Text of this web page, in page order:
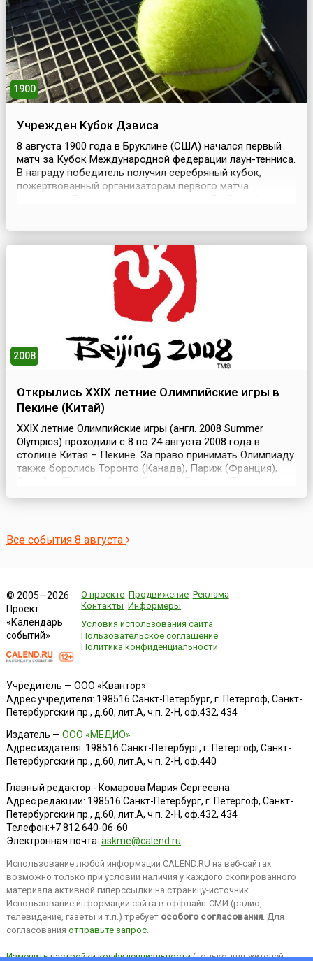
1900
Учрежден Кубок Дэвиса
8 августа 1900 года в Бруклине (США) начался первый
матч за Кубок Международной федерации лаун-тенниса.
В награду победитель получил серебряный кубок,
пожертвованный организаторам первого матча
2008
Открылись XXIX летние Олимпийские игры в
Пекине (Китай)
XXIX летние Олимпийские игры (англ. 2008 Summer
Olympics) проходили с 8 по 24 августа 2008 года в
столице Китая – Пекине. За право принимать Олимпиаду
также боролись Торонто (Канада), Париж (Франция),
Каир (Египет), Гавана (Куба), Куала-Лумпур (Малайзия) и
Все события 8 августа
© 2005—2026
Проект
«Календарь
событий»
О проекте Продвижение Реклама
Контакты Информеры
Условия использования сайта
Пользовательское соглашение
Политика конфиденциальности
Учредитель — ООО «Квантор»
Адрес учредителя: 198516 Санкт-Петербург, г. Петергоф, Санкт-
Петербургский пр., д.60, лит.А, ч.п. 2-Н, оф.432, 434
Издатель — ООО «МЕДИО»
Адрес издателя: 198516 Санкт-Петербург, г. Петергоф, Санкт-
Петербургский пр., д.60, лит.А, ч.п. 2-Н, оф.440
Главный редактор - Комарова Мария Сергеевна
Адрес редакции: 198516 Санкт-Петербург, г. Петергоф, Санкт-
Петербургский пр., д.60, лит.А, ч.п. 2-Н, оф.432, 434
Телефон:+7 812 640-06-60
Электронная почта: askme@calend.ru
Использование любой информации CALEND.RU на веб-сайтах
возможно только при условии наличия у каждого скопированного
материала активной гиперссылки на страницу-источник.
Использование информации сайта в оффлайн-СМИ (радио,
телевидение, газеты и т.п.) требует особого согласования. Для
согласования отправьте запрос.
Изменить настройки конфиденциальности(только для жителей